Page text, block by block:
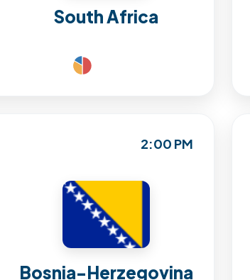
South Africa
2:00 PM
Bosnia-Herzegovina